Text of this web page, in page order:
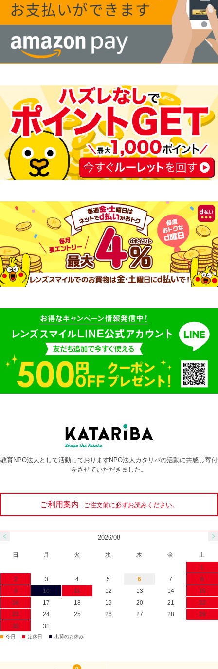
教育NPO法人として活動しておりますNPO法人カタリバの活動に共感し寄付
をさせていただきました。
ご利用案内 ご注文前に必ずお読みください。
2026/08
日 月 火 水 木 金
土
1
2
3 4 5 6 7
8
9
10 11 12 13 14
15
16
17 18 19 20 21
22
23
24 25 26 27 28
29
30
31
■ 今日 ■ 定休日 ■ 出荷のお休み